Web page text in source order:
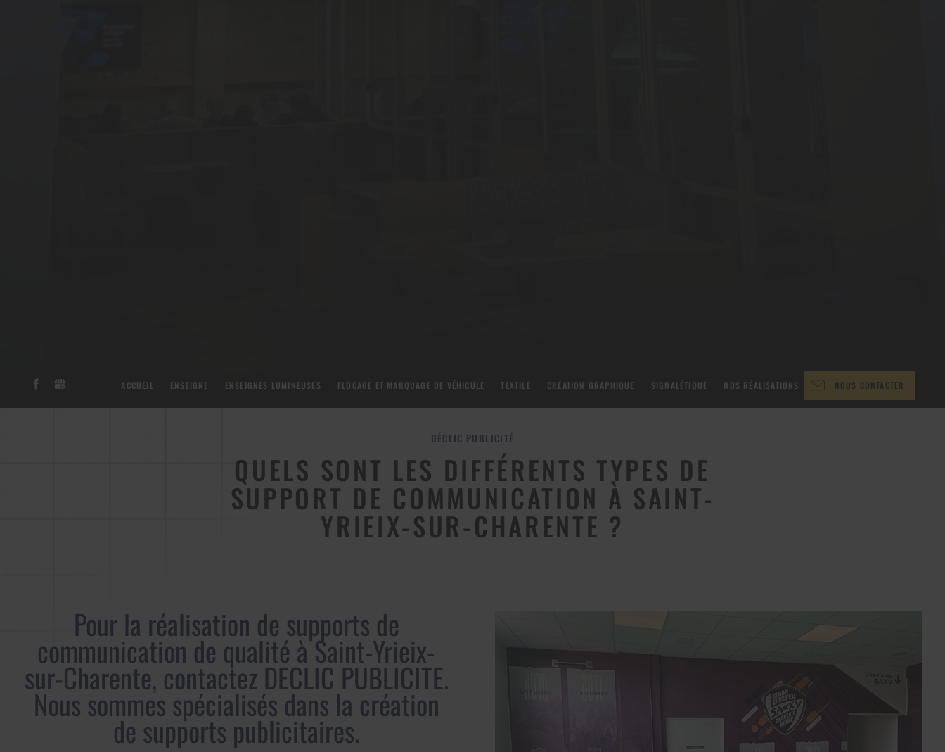
ACCUEIL ENSEIGNE ENSEIGNES LUMINEUSES FLOCAGE ET MARQUAGE DE VÉHICULE TEXTILE CRÉATION GRAPHIQUE SIGNALÉTIQUE NOS RÉALISATIONS NOUS CONTACTER
QUELS SONT LES DIFFÉRENTS TYPES DE
SUPPORT DE COMMUNICATION À SAINT-
YRIEIX-SUR-CHARENTE ?
Pour la réalisation de supports de
communication de qualité à Saint-Yrieix-
sur-Charente, contactez DECLIC PUBLICITE.
Nous sommes spécialisés dans la création
de supports publicitaires.